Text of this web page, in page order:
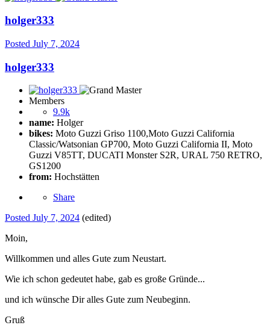
holger333
Posted July 7, 2024
holger333
Members
9.9k
name: Holger
bikes: Moto Guzzi Griso 1100,Moto Guzzi California
Classic/Watsonian GP700, Moto Guzzi California II, Moto
Guzzi V85TT, DUCATI Monster S2R, URAL 750 RETRO,
GS1200
from: Hochstätten
Share
Posted July 7, 2024 (edited)
Moin,
Willkommen und alles Gute zum Neustart.
Wie ich schon gedeutet habe, gab es große Gründe...
und ich wünsche Dir alles Gute zum Neubeginn.
Gruß